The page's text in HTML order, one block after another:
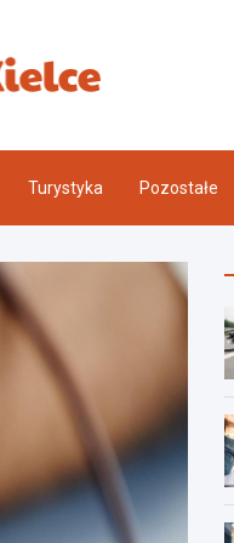
Turystyka Pozostałe